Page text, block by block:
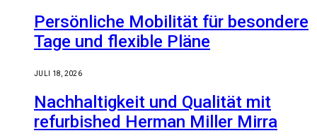
Persönliche Mobilität für besondere
Tage und flexible Pläne
JULI 18, 2026
Nachhaltigkeit und Qualität mit
refurbished Herman Miller Mirra